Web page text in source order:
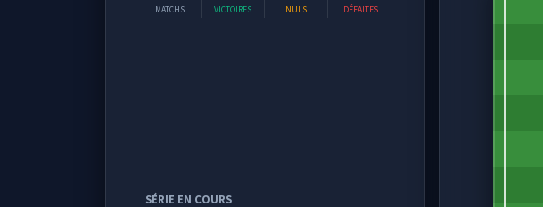
MATCHS VICTOIRES NULS DÉFAITES
SÉRIE EN COURS